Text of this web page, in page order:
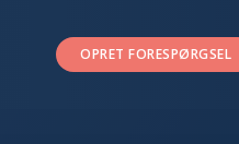
OPRET FORESPØRGSEL